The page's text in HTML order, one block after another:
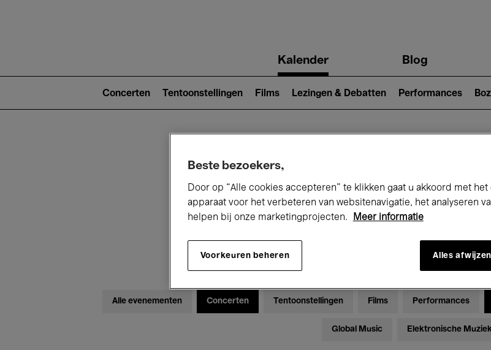
navigationKalender Blog
2)
Concerten Tentoonstellingen Films Lezingen & Debatten Performances
Alle evenementen Concerten Tentoonstellingen Films Performances
Global Music Elektronische
Beste bezoekers,
Door op “Alle cookies accepteren” te klikken gaat u akkoord met
apparaat voor het verbeteren van websitenavigatie, het analyseren
helpen bij onze marketingprojecten.
Meer informatie
Voorkeuren beheren Alles afwijzen